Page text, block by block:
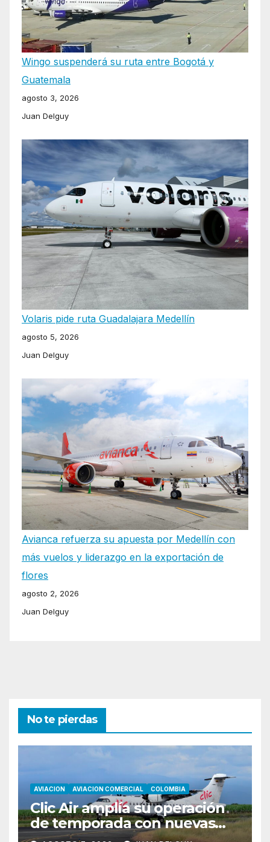
Wingo suspenderá su ruta entre Bogotá y
Guatemala
agosto 3, 2026
Juan Delguy
Volaris pide ruta Guadalajara Medellín
agosto 5, 2026
Juan Delguy
Avianca refuerza su apuesta por Medellín con
más vuelos y liderazgo en la exportación de
flores
agosto 2, 2026
Juan Delguy
No te pierdas
AVIACION AVIACION COMERCIAL COLOMBIA
Clic Air amplía su operación
de temporada con nuevas
rutas hacia Cartagena y Tolú